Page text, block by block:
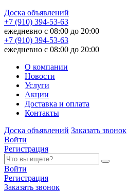
Доска объявлений
+7 (910) 394-53-63
ежедневно с 08:00 до 20:00
+7 (910) 394-53-63
ежедневно с 08:00 до 20:00
О компании
Новости
Услуги
Акции
Доставка и оплата
Контакты
Доска объявлений Заказать звонок
Войти
Регистрация
Войти
Регистрация
Заказать звонок